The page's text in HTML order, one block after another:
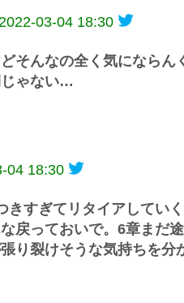
03-04 18:30
そんなの全く気にならん
じゃない…
04 18:30
きすぎてリタイアしてい
戻っておいで。6章まだ
り裂けそうな気持ちを分